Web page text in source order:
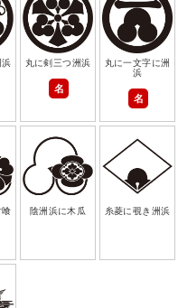
浜 丸に剣三つ洲浜
名
丸に一文字に洲
浜
名
喰 陰洲浜に木瓜 糸菱に覗き洲浜